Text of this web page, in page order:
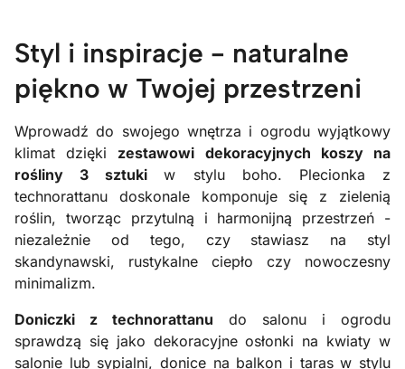
Styl i inspiracje - naturalne
piękno w Twojej przestrzeni
Wprowadź do swojego wnętrza i ogrodu wyjątkowy
klimat dzięki zestawowi dekoracyjnych koszy na
rośliny 3 sztukiw stylu boho. Plecionka z
technorattanu doskonale komponuje się z zielenią
roślin, tworząc przytulną i harmonijną przestrzeń -
niezależnie od tego, czy stawiasz na styl
skandynawski, rustykalne ciepło czy nowoczesny
minimalizm.
Doniczki z technorattanu do salonu i ogrodu
sprawdzą się jako dekoracyjne osłonki na kwiaty w
salonie lub sypialni, donice na balkon i taras w stylu